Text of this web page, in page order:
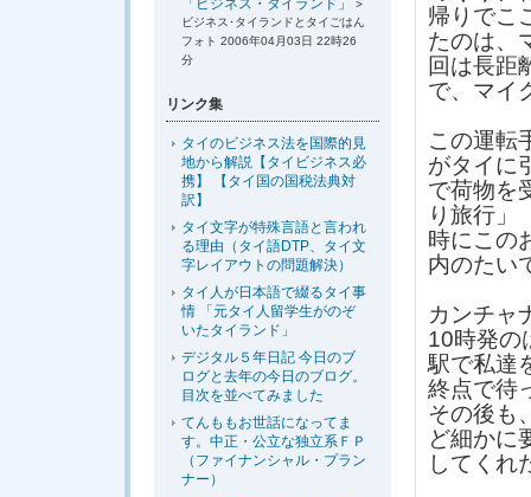
帰りでこ
たのは、
回は長距
で、マイ
この運転
がタイに
で荷物を
り旅行」
時にこの
内のたい
カンチャ
10時発の
駅で私達
終点で待
その後も
ど細かに
してくれ
「ビジネス・タイランド」
>
ビジネス･タイランドとタイごはん
フォト 2006年04月03日 22時26
分
リンク集
タイのビジネス法を国際的見
地から解説【タイビジネス必
携】 【タイ国の国税法典対
訳】
タイ文字が特殊言語と言われ
る理由（タイ語DTP、タイ文
字レイアウトの問題解決）
タイ人が日本語で綴るタイ事
情 「元タイ人留学生がのぞ
いたタイランド」
デジタル５年日記 今日のブ
ログと去年の今日のブログ。
目次を並べてみました
てんももお世話になってま
す。中正・公立な独立系ＦＰ
（ファイナンシャル・プラン
ナー）